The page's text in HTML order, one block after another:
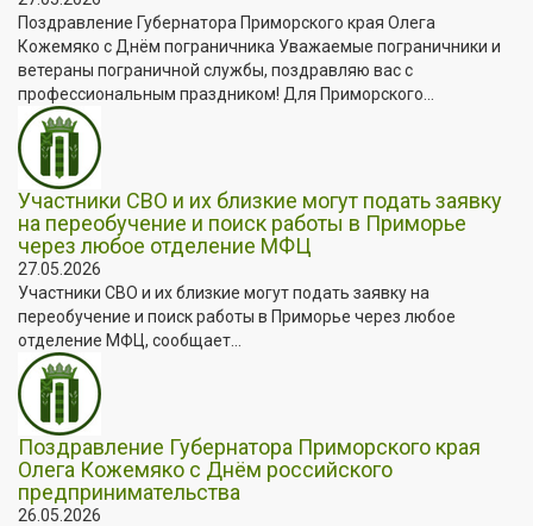
Поздравление Губернатора Приморского края Олега
Кожемяко с Днём пограничника Уважаемые пограничники и
ветераны пограничной службы, поздравляю вас с
профессиональным праздником! Для Приморского...
Участники СВО и их близкие могут подать заявку
на переобучение и поиск работы в Приморье
через любое отделение МФЦ
27.05.2026
Участники СВО и их близкие могут подать заявку на
переобучение и поиск работы в Приморье через любое
отделение МФЦ, сообщает...
Поздравление Губернатора Приморского края
Олега Кожемяко с Днём российского
предпринимательства
26.05.2026